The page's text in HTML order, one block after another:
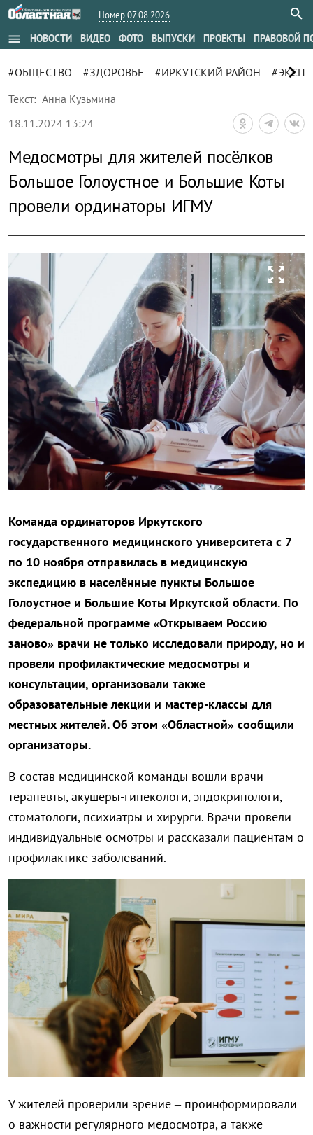
Номер 07.08.2026
menu НОВОСТИ ВИДЕО ФОТО ВЫПУСКИ ПРОЕКТЫ ПРАВОВОЙ
#ОБЩЕСТВО #ЗДОРОВЬЕ #ИРКУТСКИЙ РАЙОН chevron_right
Текст: Анна Кузьмина
18.11.2024 13:24
Медосмотры для жителей посёлков
Большое Голоустное и Большие Коты
провели ординаторы ИГМУ
zoom_out_map
Команда ординаторов Иркутского
государственного медицинского университета с 7
по 10 ноября отправилась в медицинскую
экспедицию в населённые пункты Большое
Голоустное и Большие Коты Иркутской области. По
федеральной программе «Открываем Россию
заново» врачи не только исследовали природу, но и
провели профилактические медосмотры и
консультации, организовали также
образовательные лекции и мастер-классы для
местных жителей. Об этом «Областной» сообщили
организаторы.
В состав медицинской команды вошли врачи-
терапевты, акушеры-гинекологи, эндокринологи,
стоматологи, психиатры и хирурги. Врачи провели
индивидуальные осмотры и рассказали пациентам о
профилактике заболеваний.
У жителей проверили зрение – проинформировали
о важности регулярного медосмотра, а также